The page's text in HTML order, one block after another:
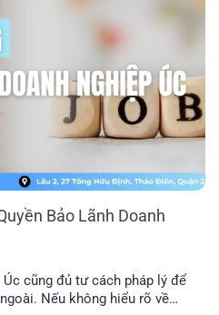
Bảo Lãnh Doanh
cũng đủ tư cách pháp lý để
Nếu không hiểu rõ về